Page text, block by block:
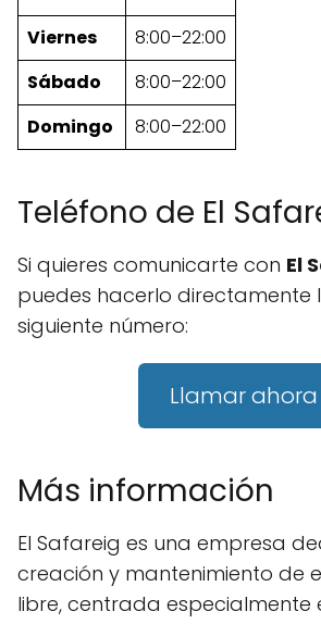
Viernes
8:00–22:00
Sábado
8:00–22:00
Domingo
8:00–22:00
Teléfono de El
Si quieres comunicarte con El
puedes hacerlo directamente
siguiente número:
Llamar ahora
Más información
El Safareig es una empresa
creación y mantenimiento de
libre, centrada especialmente